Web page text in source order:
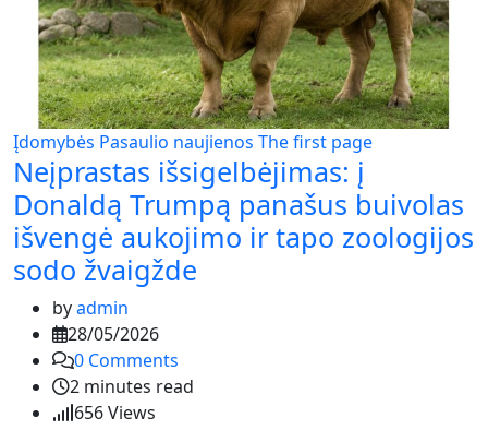
Įdomybės Pasaulio naujienos The first page
Neįprastas išsigelbėjimas: į
Donaldą Trumpą panašus buivolas
išvengė aukojimo ir tapo zoologijos
sodo žvaigžde
byadmin
28/05/2026
0 Comments
2 minutes read
656Views